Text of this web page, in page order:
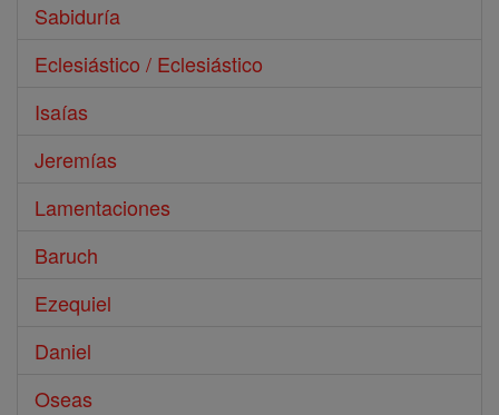
Sabiduría
Eclesiástico / Eclesiástico
Isaías
Jeremías
Lamentaciones
Baruch
Ezequiel
Daniel
Oseas